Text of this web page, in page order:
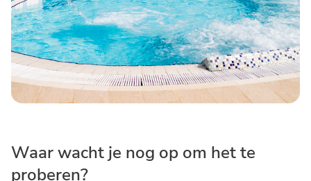
Waar wacht je nog op om het te
proberen?